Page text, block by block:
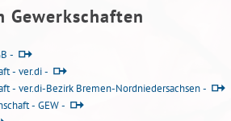
Gewerkschaften
-
- ver.di -
- ver.di-Bezirk Bremen-Nordniedersachsen -
- GEW -